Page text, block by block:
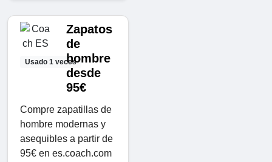
Usado 1 veces
Zapatos
de
hombre
desde
95€
Compre zapatillas de
hombre modernas y
asequibles a partir de
95€ en es.coach.com